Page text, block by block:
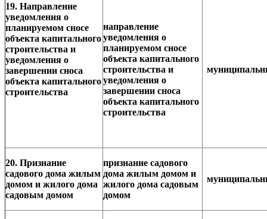
19. Направление
уведомления о
планируемом сносе
объекта капитального
строительства и
уведомления о
завершении сноса
объекта капитального
строительства
направление
уведомления о
планируемом сносе
объекта капитального
строительства и
уведомления о
завершении сноса
объекта капитального
строительства
20. Признание
садового дома жилым
домом и жилого дома
садовым домом
признание садового
дома жилым домом и
жилого дома садовым
домом